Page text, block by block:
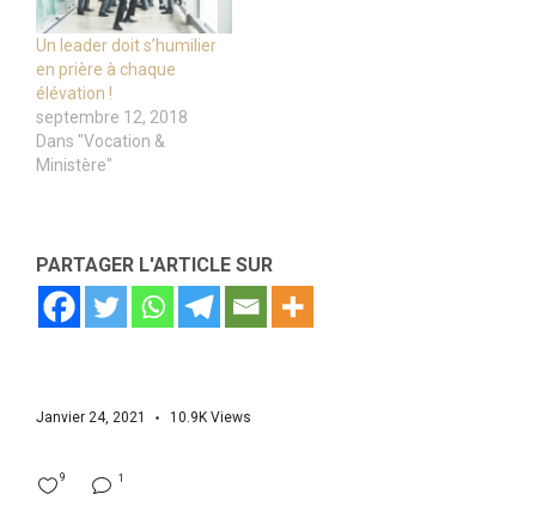
Un leader doit s’humilier
en prière à chaque
élévation !
septembre 12, 2018
Dans "Vocation &
Ministère"
PARTAGER L'ARTICLE SUR
Janvier 24, 2021 10.9K Views
1
9